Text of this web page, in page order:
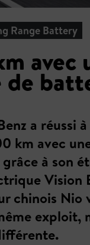
Range Battery
avec
de
a réussi
km avec
à son
Vision
chinois Nio
exploit,